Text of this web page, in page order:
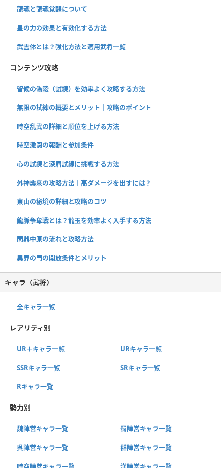
龍魂と龍魂覚醒について
星の力の効果と有効化する方法
武霊体とは？強化方法と適用武将一覧
コンテンツ攻略
留候の偽陵（試練）を効率よく攻略する方法
無限の試練の概要とメリット｜攻略のポイント
時空乱武の詳細と順位を上げる方法
時空激闘の報酬と参加条件
心の試練と深層試練に挑戦する方法
外神襲来の攻略方法｜高ダメージを出すには？
東山の秘境の詳細と攻略のコツ
龍脈争奪戦とは？龍玉を効率よく入手する方法
問鼎中原の流れと攻略方法
異界の門の開放条件とメリット
キャラ（武将）
全キャラ一覧
レアリティ別
UR＋キャラ一覧 URキャラ一覧
SSRキャラ一覧 SRキャラ一覧
Rキャラ一覧
勢力別
魏陣営キャラ一覧 蜀陣営キャラ一覧
呉陣営キャラ一覧 群陣営キャラ一覧
時空陣営キャラ一覧 漢陣営キャラ一覧